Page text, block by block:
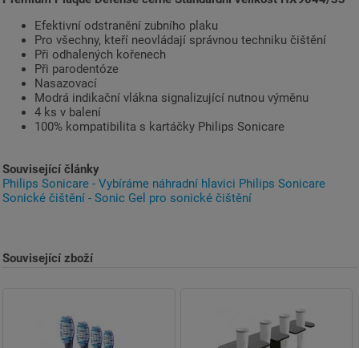
Efektivní odstranění zubního plaku
Pro všechny, kteří neovládají správnou techniku čištění
Při odhalených kořenech
Při parodentóze
Nasazovací
Modrá indikační vlákna signalizující nutnou výměnu
4 ks v balení
100% kompatibilita s kartáčky Philips Sonicare
Související články
Philips Sonicare - Vybíráme náhradní hlavici Philips Sonicare
Sonické čištění - Sonic Gel pro sonické čištění
Související zboží